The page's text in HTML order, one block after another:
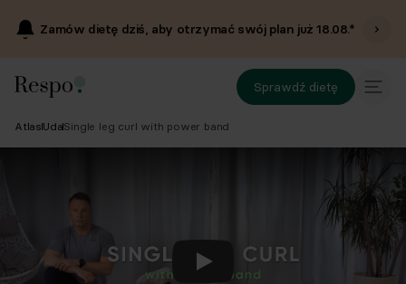
Zamów dietę dziś, aby otrzymać swój plan już18.08.*
Sprawdź dietę
Atlas UdaSingle leg curl with power band
Odtwórz